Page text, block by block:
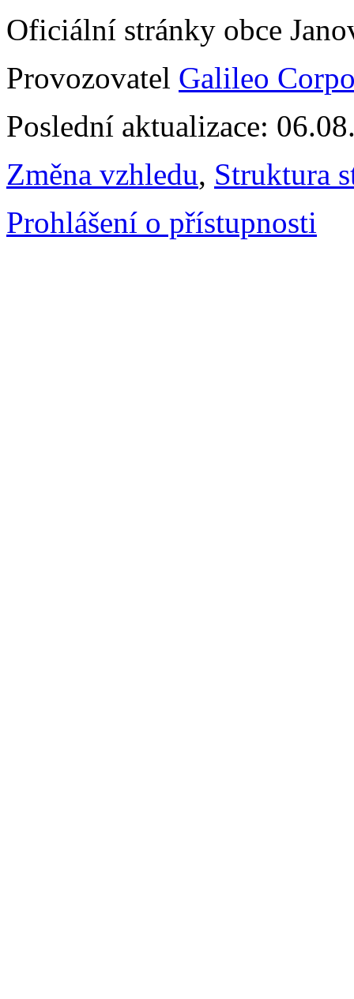
Oficiální stránky obce
Provozovatel Galileo
Poslední aktualizace:
Změna vzhledu, Struktura
Prohlášení o přístupnosti